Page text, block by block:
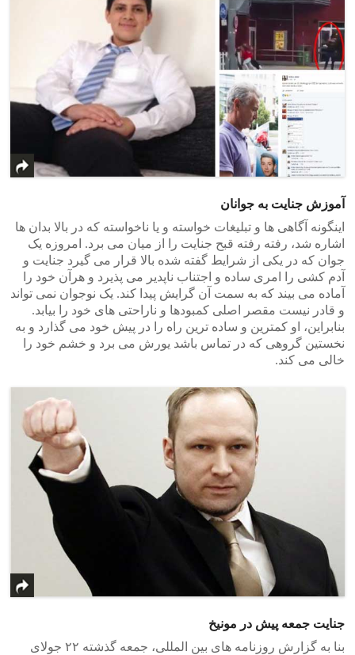
آموزش جنایت به جوانان
اینگونه آگاهی ها و تبلیغات خواسته و یا ناخواسته که در بالا بدان ها
اشاره شد، رفته رفته قبح جنایت را از میان می برد. امروزه یک
جوان که در یکی از شرایط گفته شده بالا قرار می گیرد جنایت و
آدم کشی را امری ساده و اجتناب ناپدیر می پذیرد و هرآن خود را
آماده می بیند که به سمت آن گرایش پیدا کند. یک نوجوان نمی تواند
و قادر نیست مقصر اصلی کمبودها و ناراحتی های خود را بیابد.
بنابراین، او کمترین و ساده ترین راه را در پیش خود می گذارد و به
نخستین گروهی که در تماس باشد یورش می برد و خشم خود را
خالی می کند.
جنایت جمعه پیش در مونیخ
بنا به گزارش روزنامه های بین المللی، جمعه گذشته ۲۲ جولای